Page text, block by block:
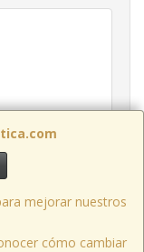
mejorar nuestros
cómo cambiar